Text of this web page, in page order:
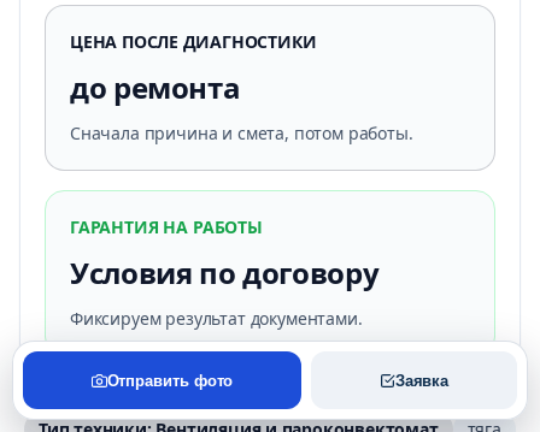
ЦЕНА ПОСЛЕ ДИАГНОСТИКИ
до ремонта
Сначала причина и смета, потом работы.
ГАРАНТИЯ НА РАБОТЫ
Условия по договору
Фиксируем результат документами.
Отправить фото Заявка